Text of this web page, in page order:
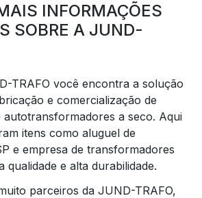
INFORMAÇÕES
SOBRE A JUND-
TRAFO você encontra a solução
e comercialização de
a seco. Aqui
itens como aluguel de
e empresa de transformadores
qualidade e alta durabilidade.
parceiros da JUND-TRAFO,